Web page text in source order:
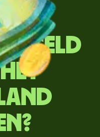
geld